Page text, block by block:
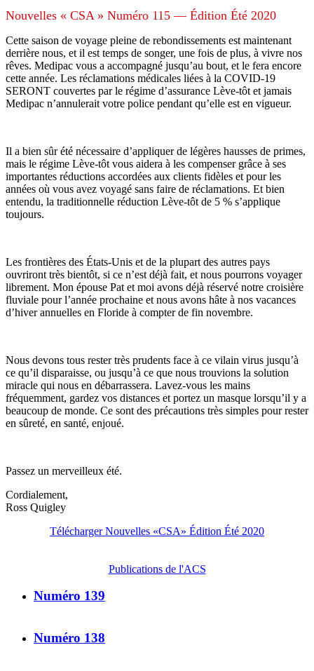
Nouvelles « CSA » Numéro 115 — Édition Été 2020
Cette saison de voyage pleine de rebondissements est maintenant
derrière nous, et il est temps de songer, une fois de plus, à vivre nos
rêves. Medipac vous a accompagné jusqu’au bout, et le fera encore
cette année. Les réclamations médicales liées à la COVID-19
SERONT couvertes par le régime d’assurance Lève-tôt et jamais
Medipac n’annulerait votre police pendant qu’elle est en vigueur.
Il a bien sûr été nécessaire d’appliquer de légères hausses de primes,
mais le régime Lève-tôt vous aidera à les compenser grâce à ses
importantes réductions accordées aux clients fidèles et pour les
années où vous avez voyagé sans faire de réclamations. Et bien
entendu, la traditionnelle réduction Lève-tôt de 5 % s’applique
toujours.
Les frontières des États-Unis et de la plupart des autres pays
ouvriront très bientôt, si ce n’est déjà fait, et nous pourrons voyager
librement. Mon épouse Pat et moi avons déjà réservé notre croisière
fluviale pour l’année prochaine et nous avons hâte à nos vacances
d’hiver annuelles en Floride à compter de fin novembre.
Nous devons tous rester très prudents face à ce vilain virus jusqu’à
ce qu’il disparaisse, ou jusqu’à ce que nous trouvions la solution
miracle qui nous en débarrassera. Lavez-vous les mains
fréquemment, gardez vos distances et portez un masque lorsqu’il y a
beaucoup de monde. Ce sont des précautions très simples pour rester
en sûreté, en santé, enjoué.
Passez un merveilleux été.
Cordialement,
Ross Quigley
Télécharger Nouvelles «CSA» Édition Été 2020
Publications de l'ACS
Numéro 139
Numéro 138